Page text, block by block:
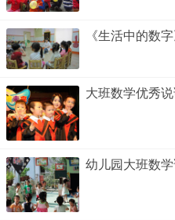
《生活中的数
大班数学优秀
幼儿园大班数